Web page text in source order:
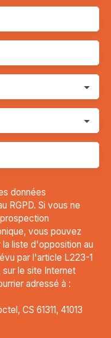
données
RGPD. Si vous ne
vous pouvez
liste d'opposition au
par l'article L223-1
le site Internet
adressé à :
CS 61311, 41013